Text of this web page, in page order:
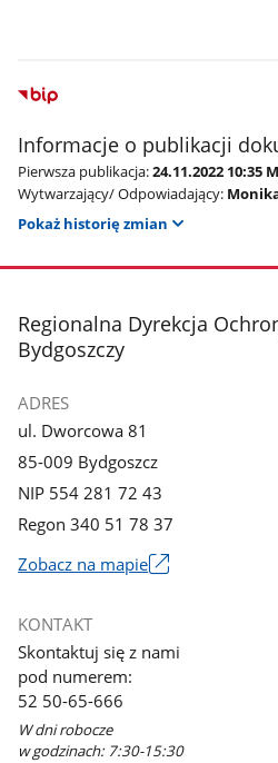
Informacje o publikacji
Pierwsza publikacja:24.11.2022 10:35
Wytwarzający/ Odpowiadający:
Pokaż historię zmian
stopka
Regionalna Dyrekcja
Bydgoszczy
ADRES
ul. Dworcowa 81
85-009 Bydgoszcz
NIP 554 281 72 43
Regon 340 51 78 37
Zobacz na mapie
się
w
nowym
oknie
KONTAKT
Skontaktuj się z nami
pod numerem:
52 50-65-666
W dni robocze
w godzinach: 7:30-15:30